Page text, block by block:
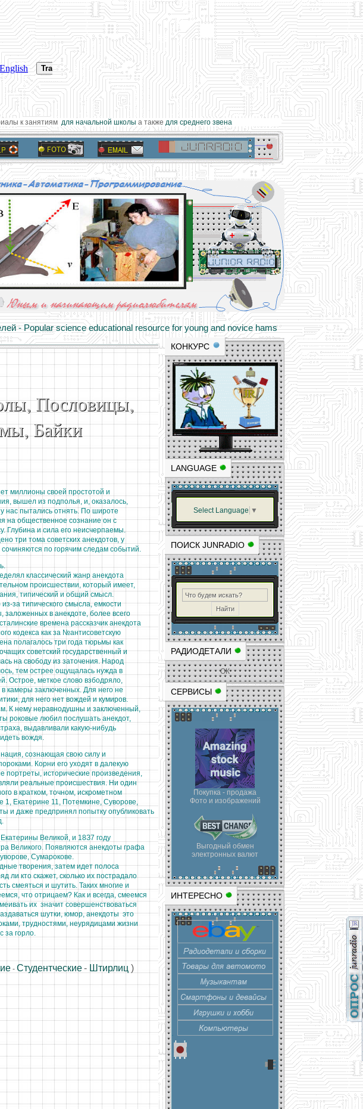
к занятиямдля начальной школыа такжедля среднего звена
- Popular science educational resource for young and novice hams
electricity, educational materials and professional experience
КОНКУРС
LANGUAGE
Select Language ▼
ПОИСК JUNRADIO
РАДИОДЕТАЛИ
ОК
СЕРВИСЫ
Покупка - продажа
Фото и изображений
Выгодный обмен
электронных валют
ИНТЕРЕСНО
Пословицы,
Байки
миллионы своей простотой и
вышел из подполья, и, оказалось,
нас пытались отнять. По широте
на общественное сознание он с
Глубина и сила его неисчерпаемы.
три тома советских анекдотов, у
по горячим следам событий.
классический жанр анекдота
происшествии, который имеет,
типический и общий смысл.
за типического смысла, емкости
в анекдоте, более всего
времена рассказчик анекдота
кодекса как за №антисоветскую
полагалось три года тюрьмы как
советский государственный и
на свободу из заточения. Народ
тем острее ощущалась нужда в
Острое, меткое слово взбодряло,
камеры заключенных. Для него не
для него нет вождей и кумиров.
К нему неравнодушны и заключенный,
роковые любил послушать анекдот,
выдавливали какую-нибудь
вождя.
сознающая свою силу и
Корни его уходят в далекую
портреты, исторические произведения,
реальные происшествия. Ни один
в кратком, точном, искрометном
1, Екатерине 11, Потемкине, Суворове,
и даже предпринял попытку опубликовать
Великой, и 18З7 году
Великого. Появляются анекдоты графа
Сумарокове.
творения, затем идет полоса
ли кто скажет, сколько их пострадало
смеяться и шутить. Таких многие и
что отрицаем? Как и всегда, смеемся
их значит совершенствоваться
шутки, юмор, анекдоты это
трудностями, неурядицами жизни
за горло.
- Студентческие - Штирлиц )